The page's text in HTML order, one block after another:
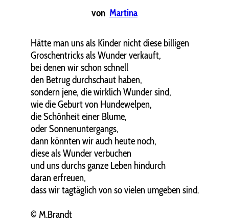
von Martina
Hätte man uns als Kinder nicht diese billigen
Groschentricks als Wunder verkauft,
bei denen wir schon schnell
den Betrug durchschaut haben,
sondern jene, die wirklich Wunder sind,
wie die Geburt von Hundewelpen,
die Schönheit einer Blume,
oder Sonnenuntergangs,
dann könnten wir auch heute noch,
diese als Wunder verbuchen
und uns durchs ganze Leben hindurch
daran erfreuen,
dass wir tagtäglich von so vielen umgeben sind.
© M.Brandt